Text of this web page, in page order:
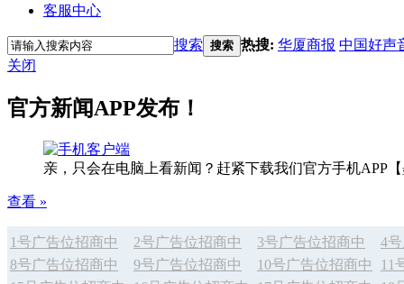
客服中心
搜索 搜索 热搜: 华厦商报 中国好声
关闭
官方新闻APP发布！
亲，只会在电脑上看新闻？赶紧下载我们官方手机APP
查看 »
1号广告位招商中 2号广告位招商中 3号广告位招商中
4
8号广告位招商中
9号广告位招商中 10号广告位招商中
11